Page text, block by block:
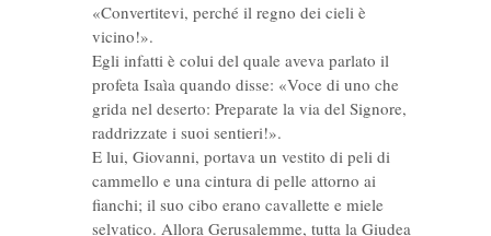
«Convertitevi, perché il regno dei cieli è
vicino!».
Egli infatti è colui del quale aveva parlato il
profeta Isaìa quando disse: «Voce di uno che
grida nel deserto: Preparate la via del Signore,
raddrizzate i suoi sentieri!».
E lui, Giovanni, portava un vestito di peli di
cammello e una cintura di pelle attorno ai
fianchi; il suo cibo erano cavallette e miele
selvatico. Allora Gerusalemme, tutta la Giudea